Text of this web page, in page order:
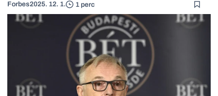
Forbes2025. 12. 1. 1 perc